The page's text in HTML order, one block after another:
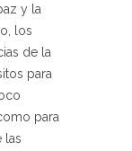
y la
los
de la
para
para
las